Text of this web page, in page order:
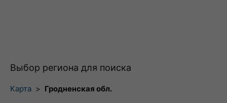
Выбор региона для поиска
Карта > Гродненская обл.